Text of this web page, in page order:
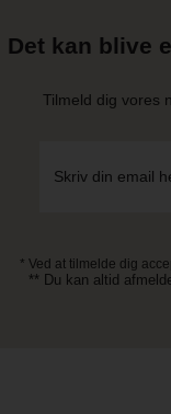
Det kan blive
Tilmeld dig vores
* Ved at tilmelde dig
** Du kan altid